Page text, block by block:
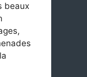
beaux